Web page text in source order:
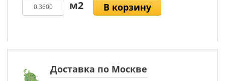
В корзину
Доставка по Москве